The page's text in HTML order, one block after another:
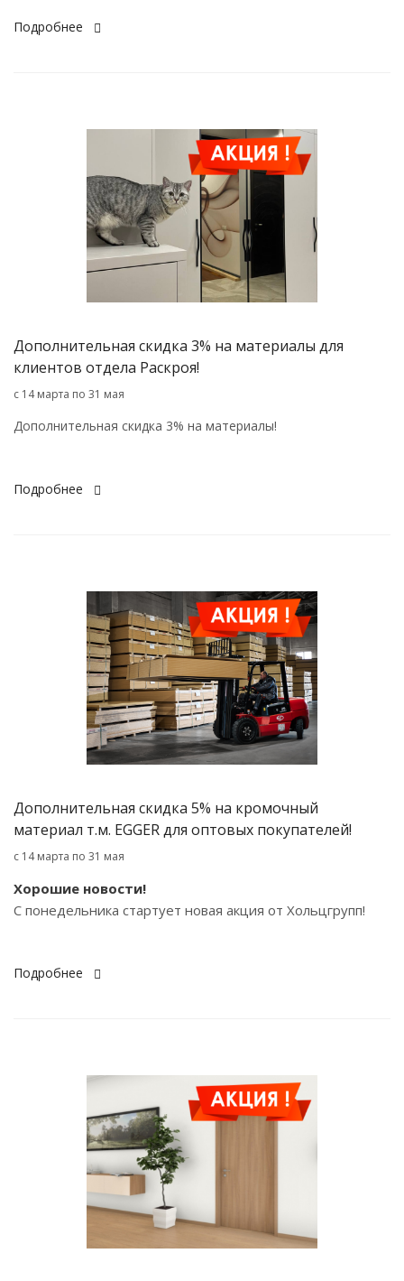
Подробнее
Дополнительная скидка 3% на материалы для
клиентов отдела Раскроя!
с 14 марта по 31 мая
Дополнительная скидка 3% на материалы!
Подробнее
Дополнительная скидка 5% на кромочный
материал т.м. EGGER для оптовых покупателей!
с 14 марта по 31 мая
Хорошие новости!
С понедельника стартует новая акция от Хольцгрупп!
Подробнее